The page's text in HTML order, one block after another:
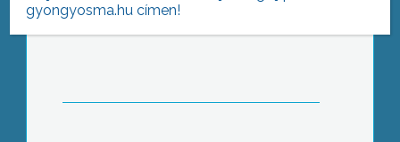
gyongyosma.hu címen!